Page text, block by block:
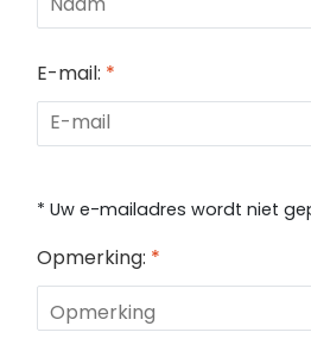
E-mail: *
* Uw e-mailadres wordt niet
Opmerking: *